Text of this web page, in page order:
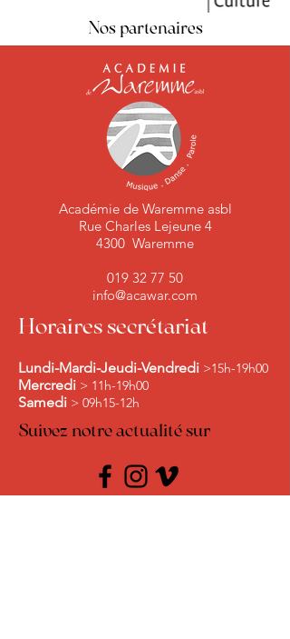
Nos partenaires
Académie de Waremme asbl
Rue Charles Lejeune 4
4300 Waremme
019 32 77 50
info@acawar.com
Horaires secrétariat
Lundi-Mardi-Jeudi-Vendredi >15h-19h00
Mercredi > 11h-19h00
Samedi > 09h15-12h
Suivez notre actualité sur